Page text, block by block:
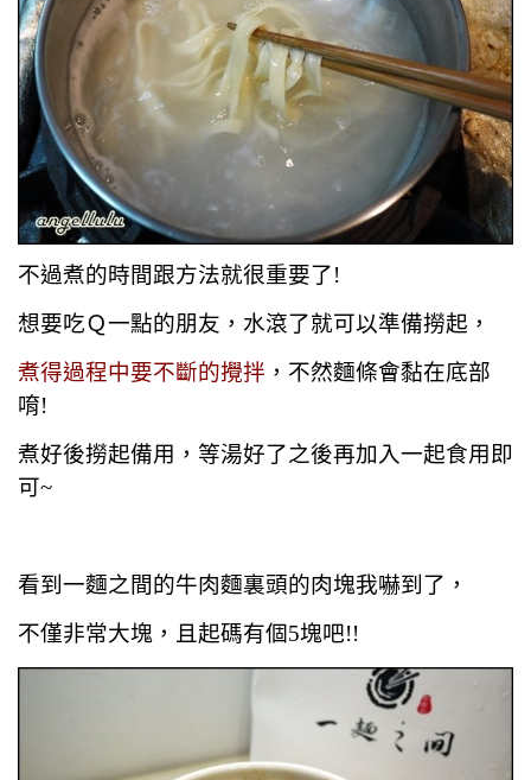
不過煮的時間跟方法就很重要了!
想要吃Ｑ一點的朋友，水滾了就可以準備撈起，
煮得過程中要不斷的攪拌 ，不然麵條會黏在底部
唷!
煮好後撈起備用，等湯好了之後再加入一起食用即
可~
看到一麵之間的牛肉麵裏頭的肉塊我嚇到了，
不僅非常大塊，且起碼有個5塊吧!!